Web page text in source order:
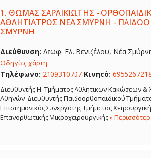
1. ΘΩΜΑΣ ΣΑΡΛΙΚΙΩΤΗΣ -
ΑΘΛΗΤΙΑΤΡΟΣ ΝΕΑ ΣΜΥΡΝΗ -
ΣΜΥΡΝΗ
Διεύθυνση: Λεωφ. Ελ. Βενιζέλου, Νέα
Οδηγίες χάρτη
Τηλέφωνο: 2109310707 Κινητό: 6955267218
Διευθυντής Η' Τμήματος Αθλητικών Κακώσεων &
Αθηνών. Διευθυντής Παιδοορθοπαιδικού
Επιστημονικός Συνεργάτης Τμήματος
Επανορθωτικής Μικροχειρουργικής»